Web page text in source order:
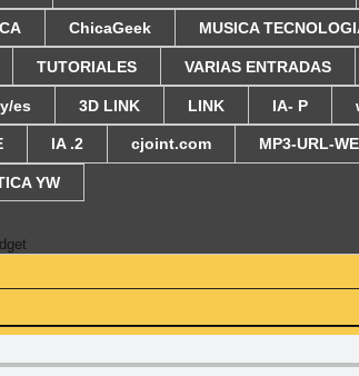
ChicaGeek MUSICA
TUTORIALES VARIAS ENTRADAS
es 3D LINK LINK IA- P
IA .2 cjoint.com MP3-URL-
YW